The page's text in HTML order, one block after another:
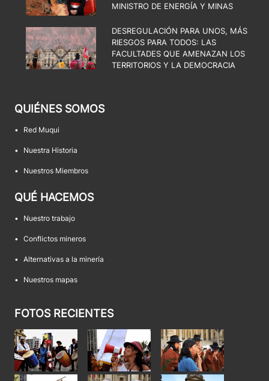
MINISTRO DE ENERGÍA Y MINAS
DESREGULACIÓN PARA UNOS, MÁS
RIESGOS PARA TODOS: LAS
FACULTADES QUE AMENAZAN LOS
TERRITORIOS Y LA DEMOCRACIA
QUIÉNES SOMOS
• Red Muqui
• Nuestra Historia
• Nuestros Miembros
QUÉ HACEMOS
• Nuestro trabajo
• Conflictos mineros
• Alternativas a la minería
• Nuestros mapas
FOTOS RECIENTES